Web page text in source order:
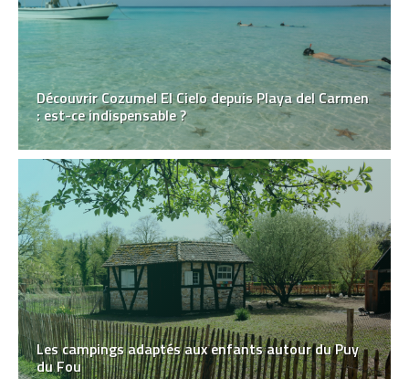
Découvrir Cozumel El Cielo depuis Playa del Carmen
: est-ce indispensable ?
Les campings adaptés aux enfants autour du Puy
du Fou